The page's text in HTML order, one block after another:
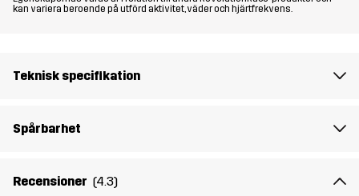
Mesh
95% Polyester (Återvunnen), 5%
Hållbarhet Bluesign® approved
kan variera beroende på utförd aktivitet, väder och hjärtfrekvens.
Teknisk specifikation
Spårbarhet
Recensioner (4.3)